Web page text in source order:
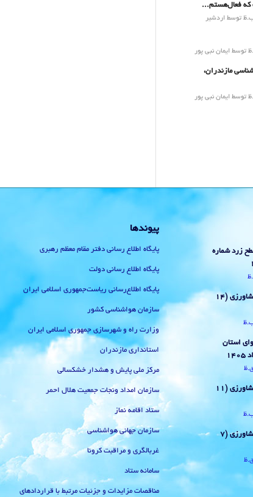
فعال‌هستم...
مازندران،
زرد شماره
پیش بینی و توصیه های کشاورزی (14
هوای استان
پیش بینی و توصیه های کشاورزی (11
پیش بینی و توصیه های کشاورزی (7
پیوندها
پایگاه اطلاع رسانی دفتر مقام معظم رهبری
پایگاه اطلاع رسانی دولت
پایگاه اطلاع‌رسانی ریاست‌جمهوری اسلامی ایران
سازمان هواشناسی کشور
وزارت راه و شهرسازی جمهوری اسلامی ایران
استانداری مازندران
مرکز ملی پایش و هشدار خشکسالی
سازمان امداد ونجات جمعیت هلال احمر
ستاد اقامه نماز
سازمان جهانی هواشناسی
غربالگری و مراقبت کرونا
سامانه ستاد
مناقصات مزایدات و جزئیات مرتبط با قراردادهای